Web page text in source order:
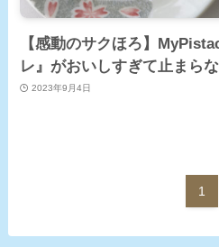
【感動のサクほろ】
レ』がおいしすぎて止まらな
2023年9月4日
1